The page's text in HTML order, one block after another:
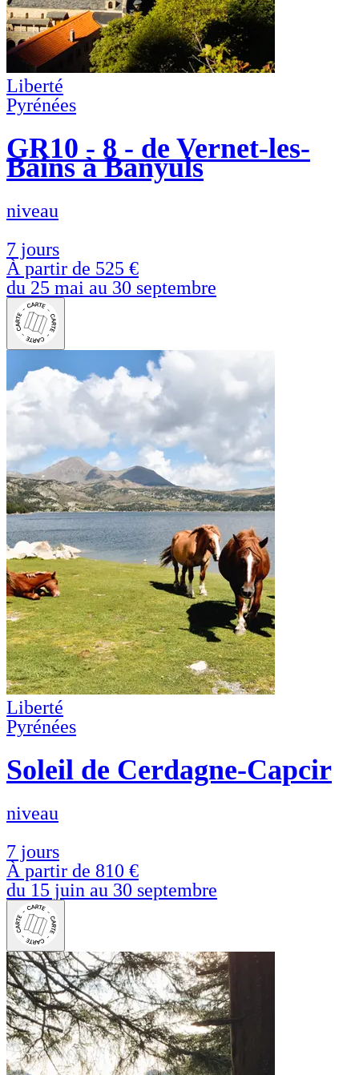
Liberté
Pyrénées
GR10 - 8 - de Vernet-les-
Bains à Banyuls
niveau
7 jours
À partir de 525 €
du 25 mai au 30 septembre
Liberté
Pyrénées
Soleil de Cerdagne-Capcir
niveau
7 jours
À partir de 810 €
du 15 juin au 30 septembre